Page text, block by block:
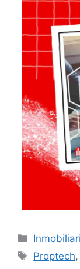
Etiquetas
Proptech